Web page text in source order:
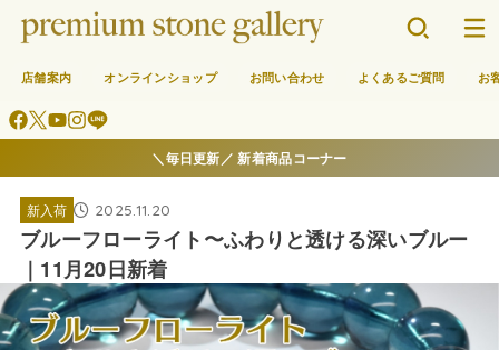
店舗案内 オンラインショップ お問い合わせ よくあるご質問 お
＼毎日更新／ 新着商品コーナー
新入荷 2025.11.20
ブルーフローライト〜ふわりと透ける深いブルー
｜11月20日新着